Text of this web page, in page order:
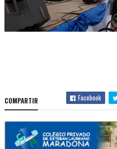
COMPARTIR Facebook